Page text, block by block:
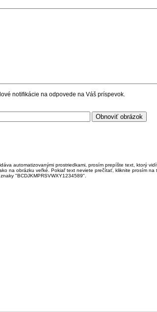
notifikácie na odpovede na Váš príspevok.
automatizovanými prostriedkami, prosím prepíšte text, ktorý
na obrázku veľké. Pokiaľ text neviete prečítať, kliknite prosím na
"BCDJKMPRSVWXY1234589".